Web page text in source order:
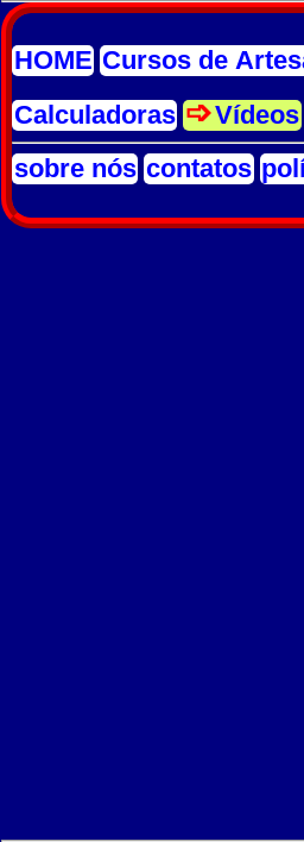
HOME Cursos de
Calculadoras
Vídeos
sobre nós contatos